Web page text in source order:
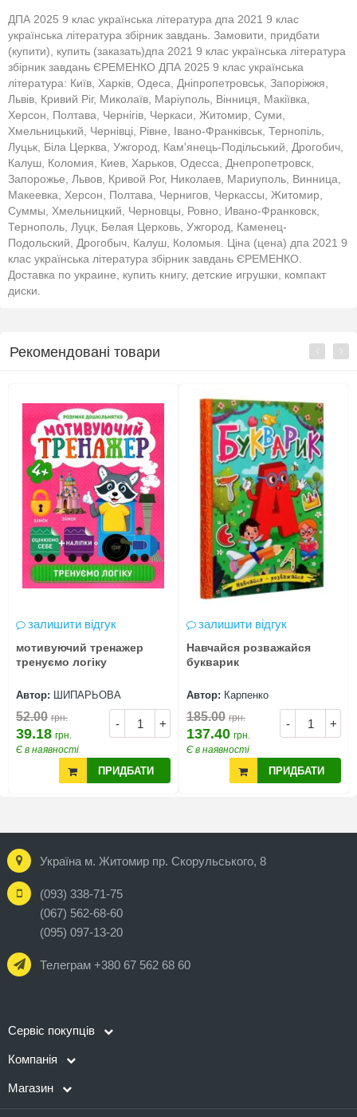
ДПА 2025 9 клас українська література дпа 2021 9 клас
українська література збірник завдань. Замовити, придбати
(купити), купить (заказать)дпа 2021 9 клас українська література
збірник завдань ЄРЕМЕНКО ДПА 2025 9 клас українська
література: Київ, Харків, Одеса, Дніпропетровськ, Запоріжжя,
Львів, Кривий Ріг, Миколаїв, Маріуполь, Вінниця, Макіївка,
Херсон, Полтава, Чернігів, Черкаси, Житомир, Суми,
Хмельницький, Чернівці, Рівне, Івано-Франківськ, Тернопіль,
Луцьк, Біла Церква, Ужгород, Кам'янець-Подільський, Дрогобич,
Калуш, Коломия, Киев, Харьков, Одесса, Днепропетровск,
Запорожье, Львов, Кривой Рог, Николаев, Мариуполь, Винница,
Макеевка, Херсон, Полтава, Чернигов, Черкассы, Житомир,
Суммы, Хмельницкий, Черновцы, Ровно, Ивано-Франковск,
Тернополь, Луцк, Белая Церковь, Ужгород, Каменец-
Подольский, Дрогобыч, Калуш, Коломыя. Ціна (цена) дпа 2021 9
клас українська література збірник завдань ЄРЕМЕНКО.
Доставка по украине, купить книгу, детские игрушки, компакт
диски.
Рекомендовані товари
залишити відгук
мотивуючий тренажер
тренуємо логіку
Автор: ШИПАРЬОВА
- +
52.00 грн.
39.18 грн.
Є в наявності
ПРИДБАТИ
залишити відгук
Навчайся розважайся
букварик
Автор: Карпенко
- +
185.00 грн.
137.40 грн.
Є в наявності
ПРИДБАТИ
Україна м. Житомир пр. Скорульського, 8
(093) 338-71-75
(067) 562-68-60
(095) 097-13-20
Телеграм +380 67 562 68 60
Сервіс покупців
Компанія
Магазин